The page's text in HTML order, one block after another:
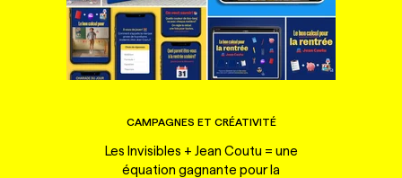
CAMPAGNES ET CRÉATIVITÉ
Les Invisibles + Jean Coutu = une
équation gagnante pour la